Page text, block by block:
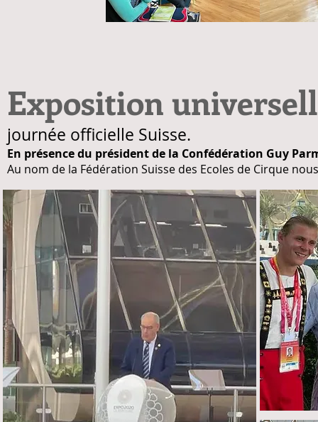
Exposition
journée officielle Suisse.
En présence du président de la Confédération Guy
Au nom de la Fédération Suisse des Ecoles de Cirque